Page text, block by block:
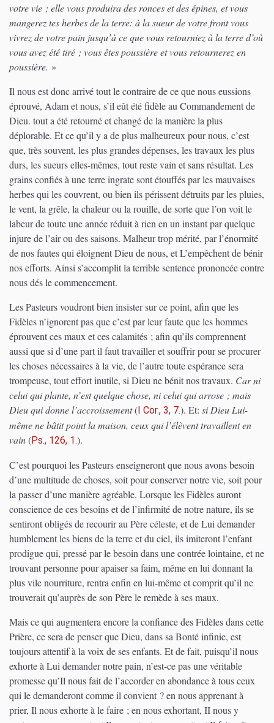
votre vie ; elle vous produira des ronces et des épines, et vous
mangerez tes herbes de la terre: à la sueur de votre front vous
vivrez de votre pain jusqu’à ce que vous retourniez à la terre d’où
vous avez été tiré ; vous êtes poussière et vous retournerez en
poussière. »
Il nous est donc arrivé tout le contraire de ce que nous eussions
éprouvé, Adam et nous, s’il eût été fidèle au Commandement de
Dieu. tout a été retourné et changé de la manière la plus
déplorable. Et ce qu’il y a de plus malheureux pour nous, c’est
que, très souvent, les plus grandes dépenses, les travaux les plus
durs, les sueurs elles-mêmes, tout reste vain et sans résultat. Les
grains confiés à une terre ingrate sont étouffés par les mauvaises
herbes qui les couvrent, ou bien ils périssent détruits par les pluies,
le vent, la grêle, la chaleur ou la rouille, de sorte que l’on voit le
labeur de toute une année réduit à rien en un instant par quelque
injure de l’air ou des saisons. Malheur trop mérité, par l’énormité
de nos fautes qui éloignent Dieu de nous, et L’empêchent de bénir
nos efforts. Ainsi s’accomplit la terrible sentence prononcée contre
nous dés le commencement.
Les Pasteurs voudront bien insister sur ce point, afin que les
Fidèles n’ignorent pas que c’est par leur faute que les hommes
éprouvent ces maux et ces calamités ; afin qu’ils comprennent
aussi que si d’une part il faut travailler et souffrir pour se procurer
les choses nécessaires à la vie, de l’autre toute espérance sera
trompeuse, tout effort inutile, si Dieu ne bénit nos travaux. Car ni
celui qui plante, n’est quelque chose, ni celui qui arrose ; mais
Dieu qui donne l’accroissement(I Cor., 3, 7.). Et: si Dieu Lui-
même ne bâtit point la maison, ceux qui l’élèvent travaillent en
vain(Ps., 126, 1.).
C’est pourquoi les Pasteurs enseigneront que nous avons besoin
d’une multitude de choses, soit pour conserver notre vie, soit pour
la passer d’une manière agréable. Lorsque les Fidèles auront
conscience de ces besoins et de l’infirmité de notre nature, ils se
sentiront obligés de recourir au Père céleste, et de Lui demander
humblement les biens de la terre et du ciel, ils imiteront l’enfant
prodigue qui, pressé par le besoin dans une contrée lointaine, et ne
trouvant personne pour apaiser sa faim, même en lui donnant la
plus vile nourriture, rentra enfin en lui-même et comprit qu’il ne
trouverait qu’auprès de son Père le remède à ses maux.
Mais ce qui augmentera encore la confiance des Fidèles dans cette
Prière, ce sera de penser que Dieu, dans sa Bonté infinie, est
toujours attentif à la voix de ses enfants. Et de fait, puisqu’il nous
exhorte à Lui demander notre pain, n’est-ce pas une véritable
promesse qu’Il nous fait de l’accorder en abondance à tous ceux
qui le demanderont comme il convient ? en nous apprenant à
prier, Il nous exhorte à le faire ; en nous exhortant, II nous y